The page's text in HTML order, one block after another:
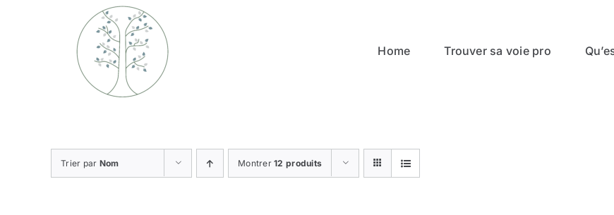
Home Trouver sa voie pro
Trier par Nom Montrer12 produits